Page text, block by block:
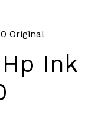
Original
Ink